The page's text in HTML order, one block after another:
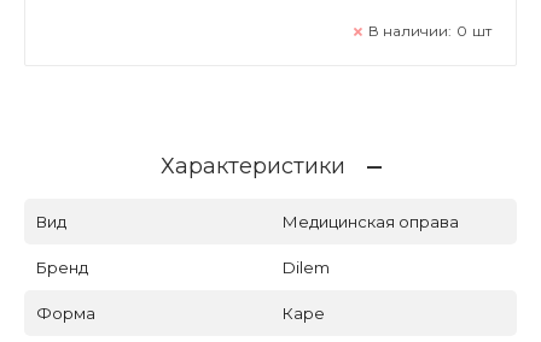
В наличии: 0 шт
Характеристики
Вид Медицинская оправа
Бренд Dilem
Форма Каре